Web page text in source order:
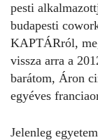
pesti
budapesti
KAPTÁRról,
vissza arra a
barátom, Áron
egyéves
Jelenleg